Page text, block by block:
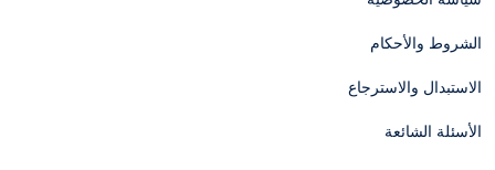
الشروط والأحكام
الاستبدال والاسترجاع
الأسئلة الشائعة